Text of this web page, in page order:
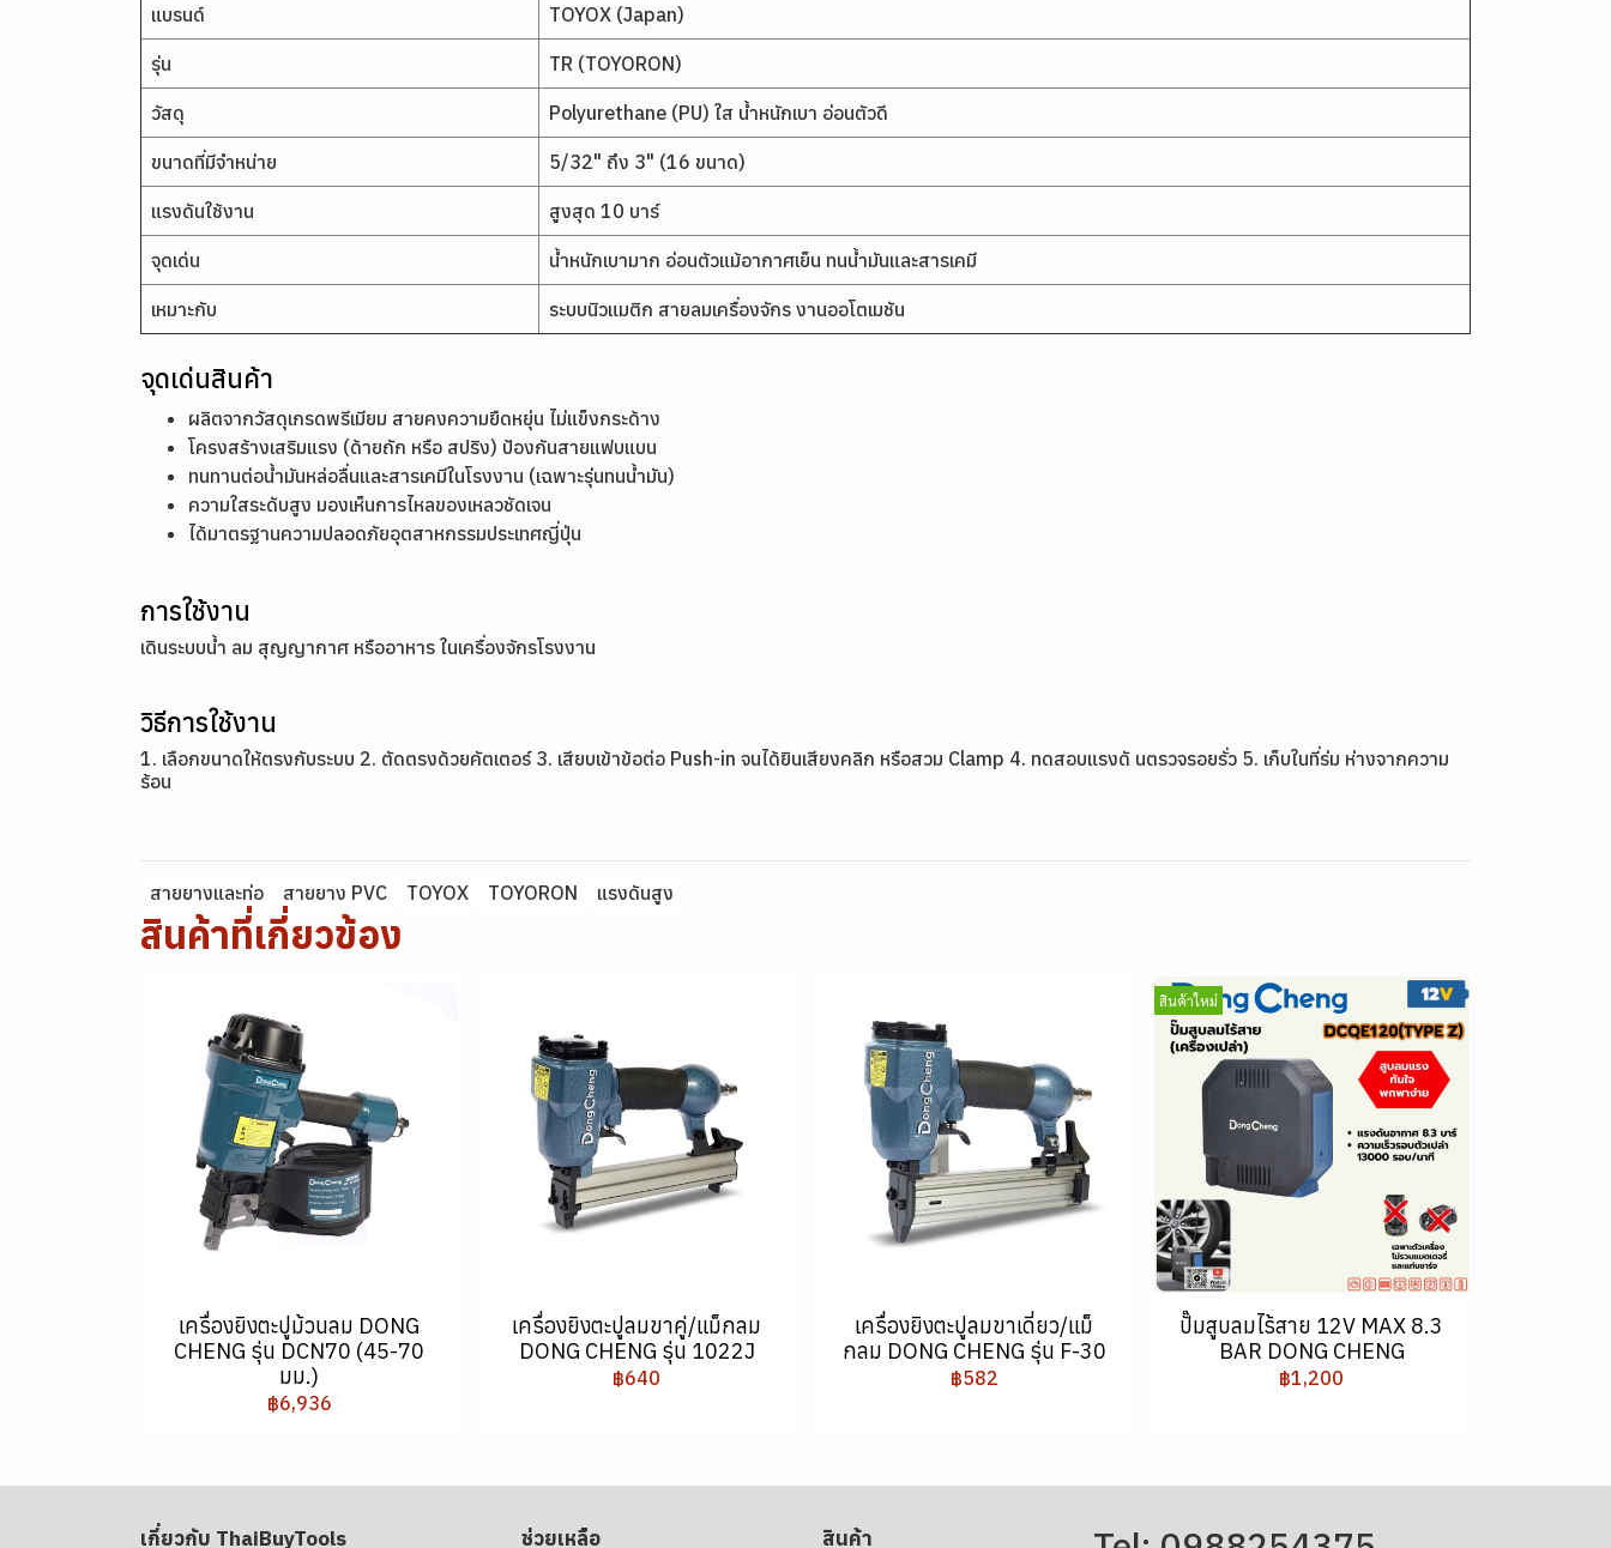
แบรนด์ TOYOX (Japan)
รุ่น TR (TOYORON)
วัสดุ Polyurethane (PU) ใส น้ำหนักเบา อ่อนตัวดี
ขนาดที่มีจำหน่าย 5/32" ถึง 3" (16 ขนาด)
แรงดันใช้งาน สูงสุด 10 บาร์
จุดเด่น น้ำหนักเบามาก อ่อนตัวแม้อากาศเย็น ทนน้ำมันและสารเคมี
เหมาะกับ ระบบนิวแมติก สายลมเครื่องจักร งานออโตเมชัน
จุดเด่นสินค้า
ผลิตจากวัสดุเกรดพรีเมียม สายคงความยืดหยุ่น ไม่แข็งกระด้าง
โครงสร้างเสริมแรง (ด้ายถัก หรือ สปริง) ป้องกันสายแฟบแบน
ทนทานต่อน้ำมันหล่อลื่นและสารเคมีในโรงงาน (เฉพาะรุ่นทนน้ำมัน)
ความใสระดับสูง มองเห็นการไหลของเหลวชัดเจน
ได้มาตรฐานความปลอดภัยอุตสาหกรรมประเทศญี่ปุ่น
การใช้งาน
เดินระบบน้ำ ลม สุญญากาศ หรืออาหาร ในเครื่องจักรโรงงาน
วิธีการใช้งาน
1. เลือกขนาดให้ตรงกับระบบ 2. ตัดตรงด้วยคัตเตอร์ 3. เสียบเข้าข้อต่อ Push-in จนได้ยินเสียงคลิก หรือสวม Clamp 4. ทดสอบแรงดั นตรวจรอยรั่ว 5. เก็บในที่ร่ม ห่างจากความ
ร้อน
สายยางและท่อ สายยาง PVC TOYOX TOYORON แรงดันสูง
สินค้าที่เกี่ยวข้อง
เครื่องยิงตะปูม้วนลม DONG
CHENG รุ่น DCN70 (45-70
มม.)
฿6,936
เครื่องยิงตะปูลมขาคู่/แม็กลม
DONG CHENG รุ่น 1022J
฿640
เครื่องยิงตะปูลมขาเดี่ยว/แม็
กลม DONG CHENG รุ่น F-30
฿582
สินค้าใหม่
ปั๊มสูบลมไร้สาย 12V MAX 8.3
BAR DONG CHENG
฿1,200
เกี่ยวกับ ThaiBuyTools ช่วยเหลือ สินค้า